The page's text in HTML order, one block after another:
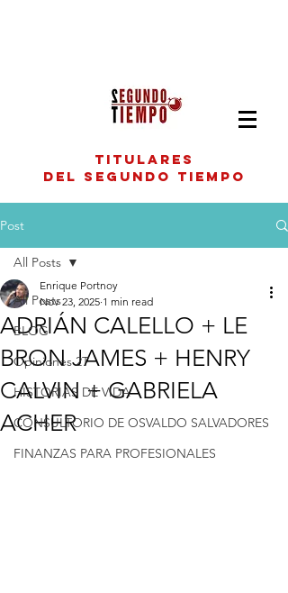
titulares
del segundo tiempo
Post
All Posts
BLOG
Opiniones 2T
HISTORIAS DE VIDA
CONSULTORIO DE OSVALDO SALVADORES
FINANZAS PARA PROFESIONALES
All Posts
ADRIÁN CALELLO + LE
BRON JAMES + HENRY
CALVIN + GABRIELA
ACHER
Enrique Portnoy
Nov 23, 2025 1 min read